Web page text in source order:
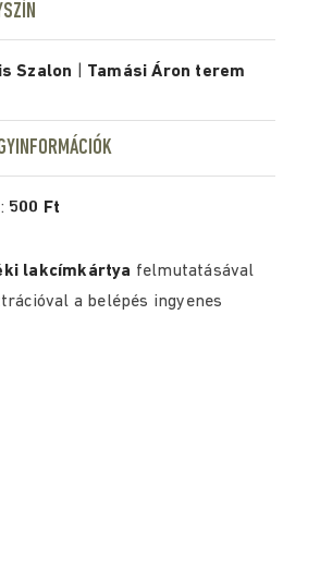
Szalon Tamási Áron terem
500 Ft
lakcímkártya felmutatásával
a belépés ingyenes